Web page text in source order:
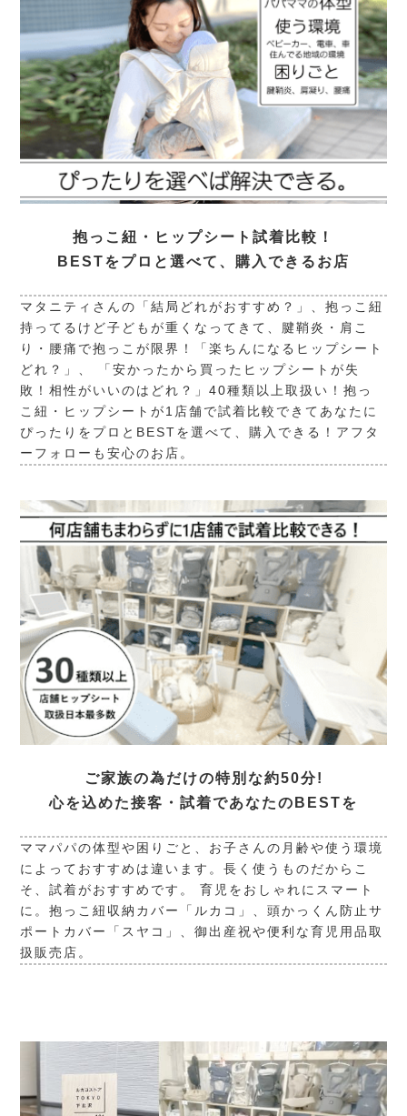
抱っこ紐・ヒップシート試着比較！
BESTをプロと選べて、購入できるお店
マタニティさんの「結局どれがおすすめ？」、抱っこ紐
持ってるけど子どもが重くなってきて、腱鞘炎・肩こ
り・腰痛で抱っこが限界！「楽ちんになるヒップシート
どれ？」、 「安かったから買ったヒップシートが失
敗！相性がいいのはどれ？」40種類以上取扱い！抱っ
こ紐・ヒップシートが1店舗で試着比較できてあなたに
ぴったりをプロとBESTを選べて、購入できる！アフタ
ーフォローも安心のお店。
ご家族の為だけの特別な約50分!
心を込めた接客・試着であなたのBESTを
ママパパの体型や困りごと、お子さんの月齢や使う環境
によっておすすめは違います。長く使うものだからこ
そ、試着がおすすめです。 育児をおしゃれにスマート
に。抱っこ紐収納カバー「ルカコ」、頭かっくん防止サ
ポートカバー「スヤコ」、御出産祝や便利な育児用品取
扱販売店。